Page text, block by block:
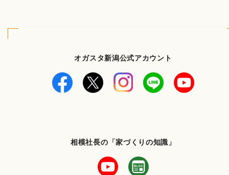
オガスタ新潟公式アカウント
相模社長の「家づくりの知識」